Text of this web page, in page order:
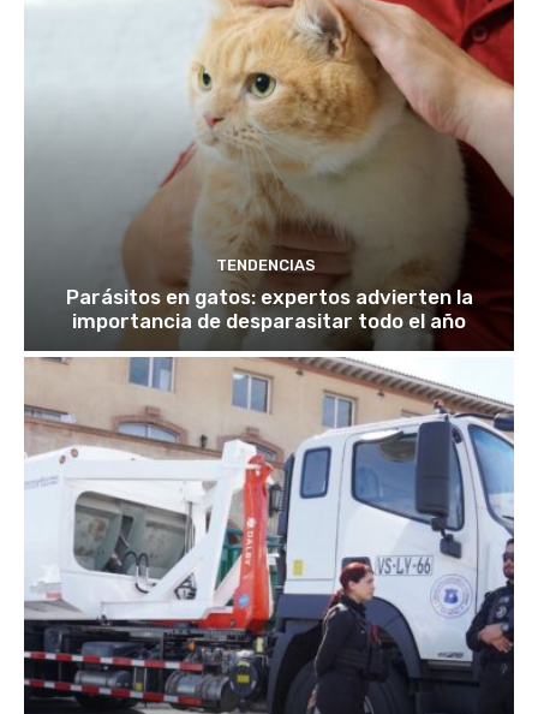
TENDENCIAS
Parásitos en gatos: expertos advierten la
importancia de desparasitar todo el año